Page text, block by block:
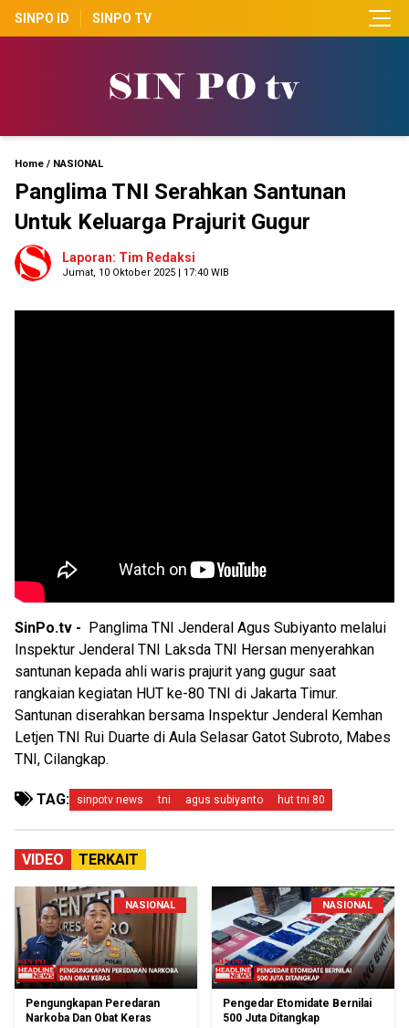
SINPO ID SINPO TV
Home / NASIONAL
Panglima TNI Serahkan Santunan
Untuk Keluarga Prajurit Gugur
Laporan: Tim Redaksi
Jumat, 10 Oktober 2025 | 17:40 WIB
SinPo.tv -
Panglima TNI Jenderal Agus Subiyanto melalui
Inspektur Jenderal TNI Laksda TNI Hersan menyerahkan
santunan kepada ahli waris prajurit yang gugur saat
rangkaian kegiatan HUT ke-80 TNI di Jakarta Timur.
Santunan diserahkan bersama Inspektur Jenderal Kemhan
Letjen TNI Rui Duarte di Aula Selasar Gatot Subroto, Mabes
TNI, Cilangkap.
TAG: sinpotv news tni agus subiyanto hut tni 80
VIDEO TERKAIT
NASIONAL
Pengungkapan Peredaran
Narkoba Dan Obat Keras
NASIONAL
Pengedar Etomidate Bernilai
500 Juta Ditangkap